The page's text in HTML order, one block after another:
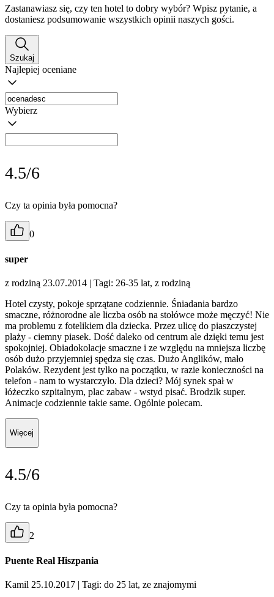
Zastanawiasz się, czy ten hotel to dobry wybór? Wpisz pytanie, a
dostaniesz podsumowanie wszystkich opinii naszych gości.
Szukaj
Najlepiej oceniane
Wybierz
4.5/6
Czy ta opinia była pomocna?
0
super
z rodziną 23.07.2014 | Tagi: 26-35 lat, z rodziną
Hotel czysty, pokoje sprzątane codziennie. Śniadania bardzo
smaczne, różnorodne ale liczba osób na stołówce może męczyć! Nie
ma problemu z fotelikiem dla dziecka. Przez ulicę do piaszczystej
plaży - ciemny piasek. Dość daleko od centrum ale dzięki temu jest
spokojniej. Obiadokolacje smaczne i ze względu na mniejsza liczbę
osób dużo przyjemniej spędza się czas. Dużo Anglików, mało
Polaków. Rezydent jest tylko na początku, w razie konieczności na
telefon - nam to wystarczyło. Dla dzieci? Mój synek spał w
łóżeczko szpitalnym, plac zabaw - wstyd pisać. Brodzik super.
Animacje codziennie takie same. Ogólnie polecam.
Więcej
4.5/6
Czy ta opinia była pomocna?
2
Puente Real Hiszpania
Kamil 25.10.2017 | Tagi: do 25 lat, ze znajomymi